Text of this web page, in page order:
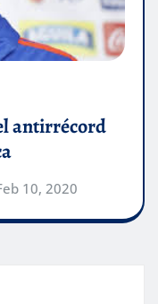
antirrécord
10, 2020